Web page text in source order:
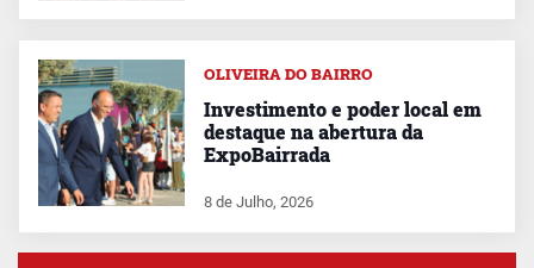
OLIVEIRA DO BAIRRO
Investimento e poder local em
destaque na abertura da
ExpoBairrada
8 de Julho, 2026